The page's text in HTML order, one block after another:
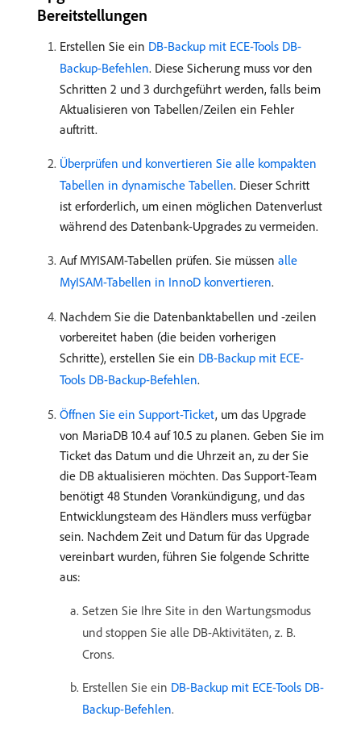
Bereitstellungen
Erstellen Sie ein DB-Backup mit ECE-Tools DB-
Backup-Befehlen. Diese Sicherung muss vor den
Schritten 2 und 3 durchgeführt werden, falls beim
Aktualisieren von Tabellen/Zeilen ein Fehler
auftritt.
Überprüfen und konvertieren Sie alle kompakten
Tabellen in dynamische Tabellen. Dieser Schritt
ist erforderlich, um einen möglichen Datenverlust
während des Datenbank-Upgrades zu vermeiden.
Auf MYISAM-Tabellen prüfen. Sie müssen alle
MyISAM-Tabellen in InnoD konvertieren.
Nachdem Sie die Datenbanktabellen und -zeilen
vorbereitet haben (die beiden vorherigen
Schritte), erstellen Sie ein DB-Backup mit ECE-
Tools DB-Backup-Befehlen.
Öffnen Sie ein Support-Ticket, um das Upgrade
von MariaDB 10.4 auf 10.5 zu planen. Geben Sie im
Ticket das Datum und die Uhrzeit an, zu der Sie
die DB aktualisieren möchten. Das Support-Team
benötigt 48 Stunden Vorankündigung, und das
Entwicklungsteam des Händlers muss verfügbar
sein. Nachdem Zeit und Datum für das Upgrade
vereinbart wurden, führen Sie folgende Schritte
aus:
Setzen Sie Ihre Site in den Wartungsmodus
und stoppen Sie alle DB-Aktivitäten, z. B.
Crons.
Erstellen Sie ein DB-Backup mit ECE-Tools DB-
Backup-Befehlen.